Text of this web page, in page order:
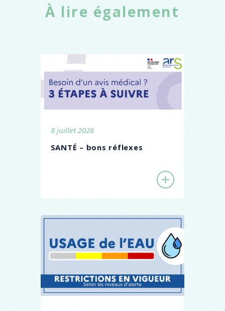
À lire également
SANTÉ – bons réflexes
8 juillet 2026